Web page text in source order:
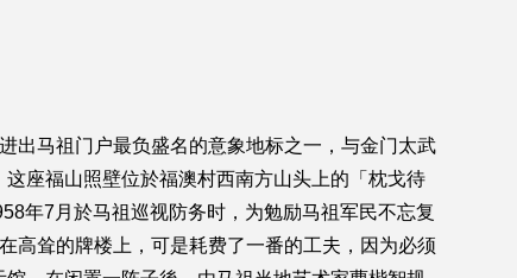
出马祖门户最负盛名的意象地标之一，与金门太武
座福山照壁位於福澳村西南方山头上的「枕戈待
年7月於马祖巡视防务时，为勉励马祖军民不忘复
高耸的牌楼上，可是耗费了一番的工夫，因为必须